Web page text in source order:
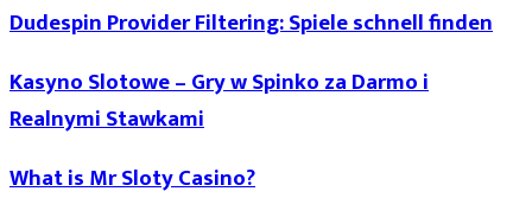
Dudespin Provider Filtering: Spiele schnell finden
Kasyno Slotowe – Gry w Spinko za Darmo i
Realnymi Stawkami
What is Mr Sloty Casino?